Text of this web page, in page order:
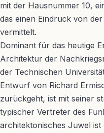
mit der Hausnummer 10,
das einen Eindruck von
vermittelt.
Dominant für das heutige
Architektur der
der Technischen
Entwurf von Richard
zurückgeht, ist mit seiner
typischer Vertreter des
architektonisches Juwel ist